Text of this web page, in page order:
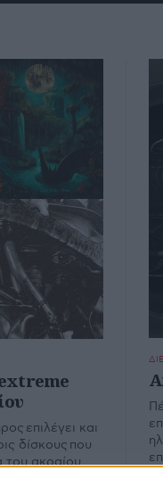
επιλέγει και
δίσκους που
του ακραίου